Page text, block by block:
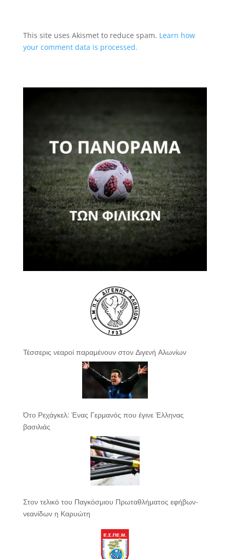
This site uses Akismet to reduce spam. Learn how
your comment data is processed.
Τέσσερις νεαροί παραμένουν στον Διγενή Αλωνίων
Ότο Ρεχάγκελ: Ένας Γερμανός που έγινε Έλληνας
βασιλιάς
Στον τελικό του Παγκόσμιου Πρωταθλήματος εφήβων-
νεανίδων η Καρυώτη